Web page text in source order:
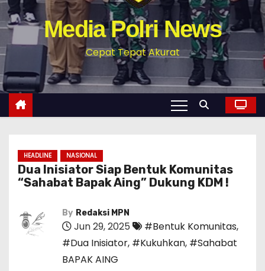
Media Polri News
Cepat Tepat Akurat
HEADLINE NASIONAL
Dua Inisiator Siap Bentuk Komunitas
“Sahabat Bapak Aing” Dukung KDM !
By Redaksi MPN
Jun 29, 2025 #Bentuk Komunitas,
#Dua Inisiator, #Kukuhkan, #Sahabat
BAPAK AING